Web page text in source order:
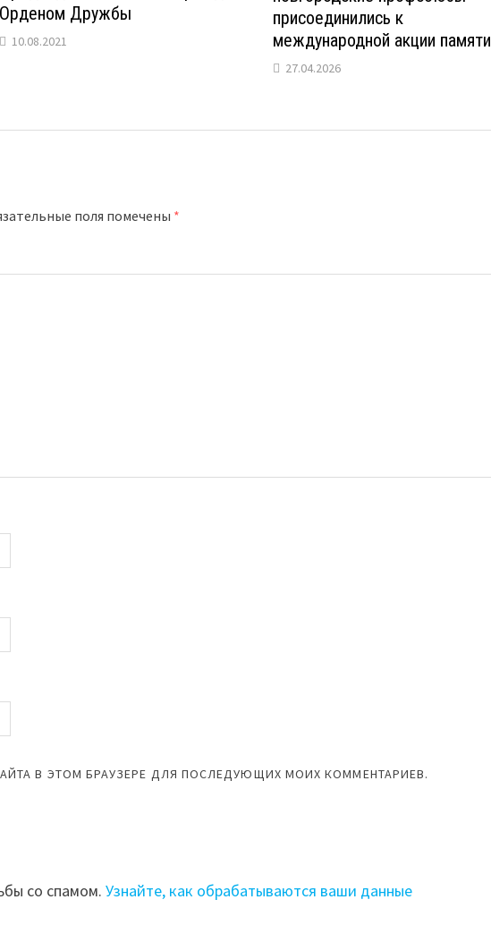
Орденом Дружбы
10.08.2021
присоединились к
международной акции памяти
27.04.2026
поля помечены *
В ЭТОМ БРАУЗЕРЕ ДЛЯ ПОСЛЕДУЮЩИХ МОИХ КОММЕНТАРИЕВ.
со спамом.Узнайте, как обрабатываются ваши данные